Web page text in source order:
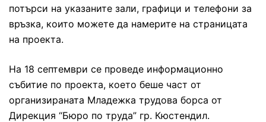
потърси на указаните зали, графици и телефони за
връзка, които можете да намерите на страницата
на проекта.
На 18 септември се проведе информационно
събитие по проекта, което беше част от
организираната Младежка трудова борса от
Дирекция “Бюро по труда” гр. Кюстендил.